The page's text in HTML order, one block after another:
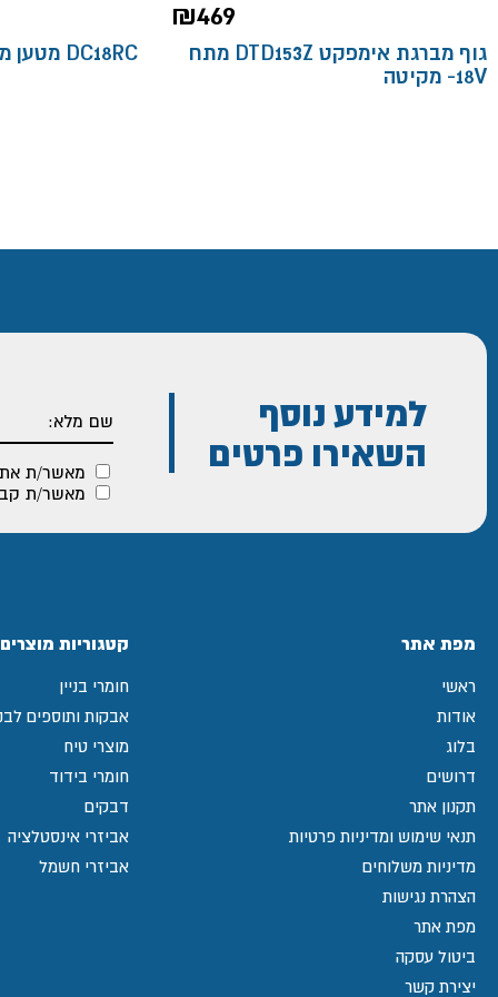
₪469
גוף מברגת אימפקט DTD153Z מתח
18V- מקיטה
DC18RC מטען מהיר 18V- מקיטה
למידע נוסף
השאירו פרטים
מאשר/ת
מאשר/ת
מפת אתר
ראשי
אודות
בלוג
דרושים
תקנון אתר
תנאי שימוש ומדיניות פרטיות
מדיניות משלוחים
הצהרת נגישות
מפת אתר
ביטול עסקה
יצירת קשר
קטגוריות מוצרים
חומרי בניין
אבקות ותוספים
מוצרי טיח
חומרי בידוד
דבקים
אביזרי אינסטלציה
אביזרי חשמל